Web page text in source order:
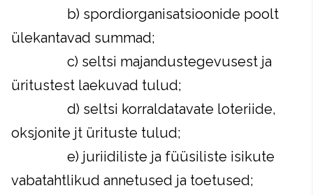
b) spordiorganisatsioonide poolt
ülekantavad summad;
c) seltsi majandustegevusest ja
üritustest laekuvad tulud;
d) seltsi korraldatavate loteriide,
oksjonite jt ürituste tulud;
e) juriidiliste ja füüsiliste isikute
vabatahtlikud annetused ja toetused;